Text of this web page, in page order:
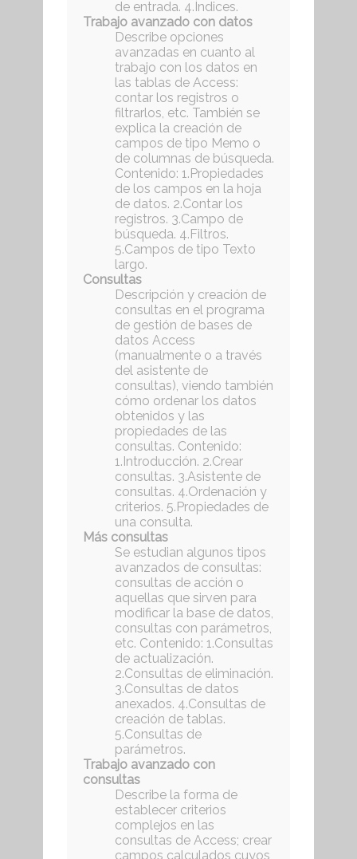
de entrada. 4.Índices.
Trabajo avanzado con datos
Describe opciones
avanzadas en cuanto al
trabajo con los datos en
las tablas de Access:
contar los registros o
filtrarlos, etc. También se
explica la creación de
campos de tipo Memo o
de columnas de búsqueda.
Contenido: 1.Propiedades
de los campos en la hoja
de datos. 2.Contar los
registros. 3.Campo de
búsqueda. 4.Filtros.
5.Campos de tipo Texto
largo.
Consultas
Descripción y creación de
consultas en el programa
de gestión de bases de
datos Access
(manualmente o a través
del asistente de
consultas), viendo también
cómo ordenar los datos
obtenidos y las
propiedades de las
consultas. Contenido:
1.Introducción. 2.Crear
consultas. 3.Asistente de
consultas. 4.Ordenación y
criterios. 5.Propiedades de
una consulta.
Más consultas
Se estudian algunos tipos
avanzados de consultas:
consultas de acción o
aquellas que sirven para
modificar la base de datos,
consultas con parámetros,
etc. Contenido: 1.Consultas
de actualización.
2.Consultas de eliminación.
3.Consultas de datos
anexados. 4.Consultas de
creación de tablas.
5.Consultas de
parámetros.
Trabajo avanzado con
consultas
Describe la forma de
establecer criterios
complejos en las
consultas de Access; crear
campos calculados cuyos